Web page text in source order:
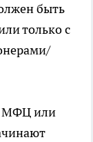
быть
только с
МФЦ или